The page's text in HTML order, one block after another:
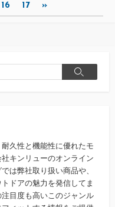
16 17 »
検
久性と機能性に優れたモ
キンリューのオンライン
は弊社取り扱い商品や、
ドアの魅力を発信してま
目度も高いこのジャンル